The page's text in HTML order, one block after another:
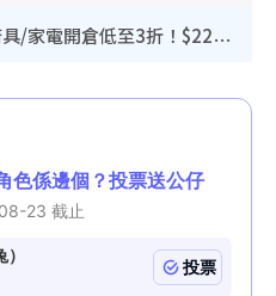
廚具開倉｜特福Tefal廚具/家電開倉低至3折！$220起買平底鍋/炒鑊/湯煲！電飯煲/吸塵機/燙斗$418起